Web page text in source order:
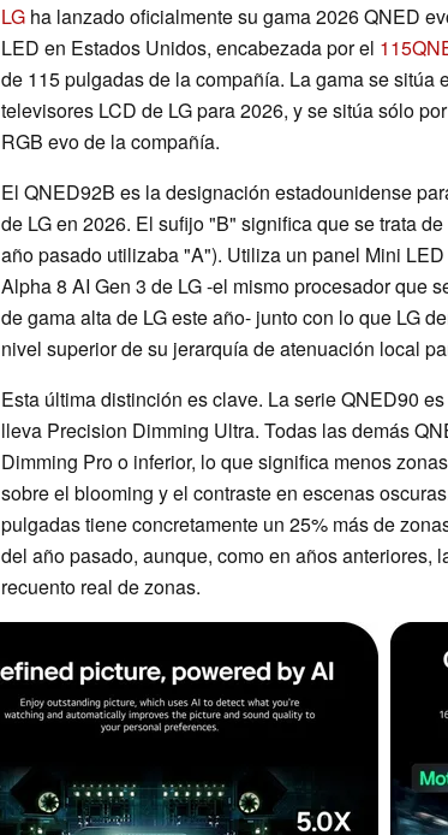
LG ha lanzado oficialmente su gama 2026 QNED
LED en Estados Unidos, encabezada por el
de 115 pulgadas de la compañía. La gama se sitúa
televisores LCD de LG para 2026, y se sitúa sólo
RGB evo de la compañía.
El QNED92B es la designación estadounidense
de LG en 2026. El sufijo "B" significa que se trata
año pasado utilizaba "A"). Utiliza un panel Mini
Alpha 8 AI Gen 3 de LG -el mismo procesador que
de gama alta de LG este año- junto con lo que LG
nivel superior de su jerarquía de atenuación local
Esta última distinción es clave. La serie QNED90
lleva Precision Dimming Ultra. Todas las demás
Dimming Pro o inferior, lo que significa menos
sobre el blooming y el contraste en escenas
pulgadas tiene concretamente un 25% más de
del año pasado, aunque, como en años anteriores,
recuento real de zonas.